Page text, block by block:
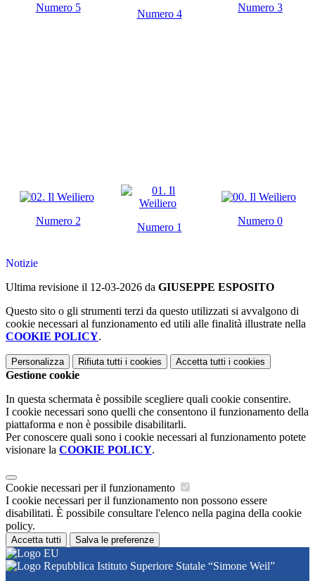
Numero 5
Numero 4
Numero 3
Numero 2
Numero 1
Numero 0
Notizie
Ultima revisione il 12-03-2026 da GIUSEPPE ESPOSITO
Questo sito o gli strumenti terzi da questo utilizzati si avvalgono di
cookie necessari al funzionamento ed utili alle finalità illustrate nella
COOKIE POLICY.
Personalizza Rifiuta tutti i cookies Accetta tutti i cookies
Gestione cookie
In questa schermata è possibile scegliere quali cookie consentire.
I cookie necessari sono quelli che consentono il funzionamento della
piattaforma e non è possibile disabilitarli.
Per conoscere quali sono i cookie necessari al funzionamento potete
visionare la COOKIE POLICY.
Cookie necessari per il funzionamento
I cookie necessari per il funzionamento non possono essere
disabilitati. È possibile consultare l'elenco nella pagina della cookie
policy.
Accetta tutti Salva le preferenze
Istituto Superiore Statale “Simone Weil”